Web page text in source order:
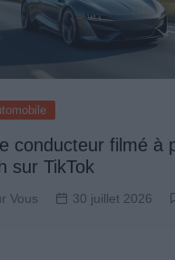
conducteur filmé à
sur TikTok
Vous 30 juillet 2026